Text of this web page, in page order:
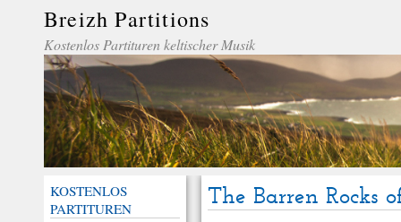
Breizh Partitions
Kostenlos Partituren keltischer Musik
KOSTENLOS
PARTITUREN
The Barren Rocks